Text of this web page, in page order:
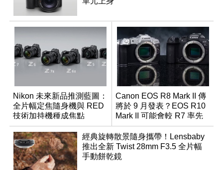
Nikon 未來新品推測藍圖：
全片幅定焦隨身機與 RED
技術加持機種成焦點
Canon EOS R8 Mark II 傳
將於 9 月發表？EOS R10
Mark II 可能會較 R7 率先
推出
經典旋轉散景隨身攜帶！Lensbaby
推出全新 Twist 28mm F3.5 全片幅
手動餅乾鏡